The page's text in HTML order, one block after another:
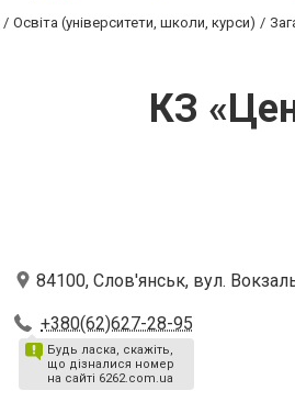
Освіта (університети, школи, курси)
КЗ
84100, Слов'янськ, вул.
+380(62)627-28-95
Будь ласка, скажіть,
що дізналися номер
на сайті 6262.com.ua